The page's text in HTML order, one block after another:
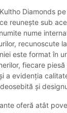
Diamonds
reunește sub
nume
recunoscute
este format în
fiecare
a evidenția
și
oferă atât